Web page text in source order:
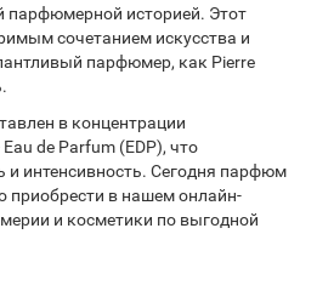
парфюмерной историей. Этот
сочетанием искусства и
парфюмер, как Pierre
в концентрации
de Parfum (EDP), что
и интенсивность. Сегодня парфюм
приобрести в нашем онлайн-
и косметики по выгодной